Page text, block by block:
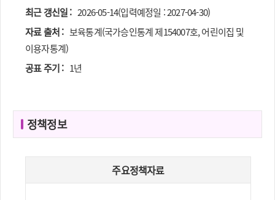
최근 갱신일 : 2026-05-14(입력예정일 : 2027-04-30)
자료 출처 : 보육통계(국가승인통계 제154007호, 어린이집 및
이용자통계)
공표 주기 : 1년
정책정보
주요정책자료